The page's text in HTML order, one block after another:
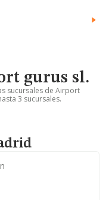
gurus sl.
sucursales de Airport
3 sucursales.